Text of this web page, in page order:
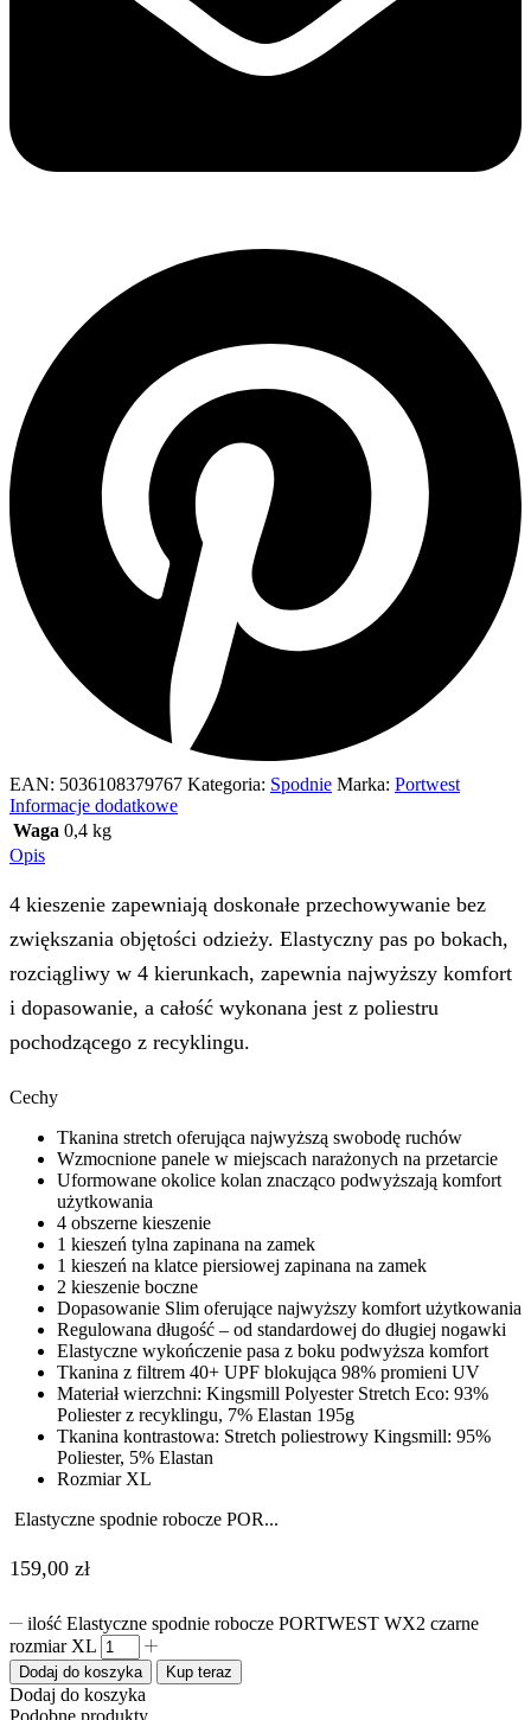
EAN: 5036108379767 Kategoria: Spodnie Marka: Portwest
Informacje dodatkowe
Waga 0,4 kg
Opis
4 kieszenie zapewniają doskonałe przechowywanie bez
zwiększania objętości odzieży. Elastyczny pas po bokach,
rozciągliwy w 4 kierunkach, zapewnia najwyższy komfort
i dopasowanie, a całość wykonana jest z poliestru
pochodzącego z recyklingu.
Cechy
Tkanina stretch oferująca najwyższą swobodę ruchów
Wzmocnione panele w miejscach narażonych na przetarcie
Uformowane okolice kolan znacząco podwyższają komfort
użytkowania
4 obszerne kieszenie
1 kieszeń tylna zapinana na zamek
1 kieszeń na klatce piersiowej zapinana na zamek
2 kieszenie boczne
Dopasowanie Slim oferujące najwyższy komfort użytkowania
Regulowana długość – od standardowej do długiej nogawki
Elastyczne wykończenie pasa z boku podwyższa komfort
Tkanina z filtrem 40+ UPF blokująca 98% promieni UV
Materiał wierzchni: Kingsmill Polyester Stretch Eco: 93%
Poliester z recyklingu, 7% Elastan 195g
Tkanina kontrastowa: Stretch poliestrowy Kingsmill: 95%
Poliester, 5% Elastan
Rozmiar XL
Elastyczne spodnie robocze POR...
159,00 zł
ilość Elastyczne spodnie robocze PORTWEST WX2 czarne
rozmiar XL
Dodaj do koszyka Kup teraz
Dodaj do koszyka
Podobne produkty